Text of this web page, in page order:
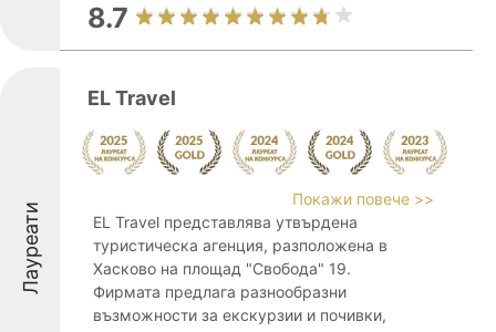
8.7
Лауреати
EL Travel
Покажи повече >>
EL Travel представлява утвърдена
туристическа агенция, разположена в
Хасково на площад "Свобода" 19.
Фирмата предлага разнообразни
възможности за екскурзии и почивки,